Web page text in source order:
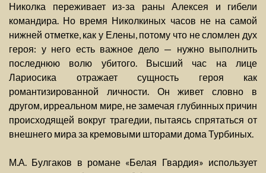
Николка переживает из-за раны Алексея и гибели
командира. Но время Николкиных часов не на самой
нижней отметке, как у Елены, потому что не сломлен дух
героя: у него есть важное дело — нужно выполнить
последнюю волю убитого. Высший час на лице
Лариосика отражает сущность героя как
романтизированной личности. Он живет словно в
другом, ирреальном мире, не замечая глубинных причин
происходящей вокруг трагедии, пытаясь спрятаться от
внешнего мира за кремовыми шторами дома Турбиных.
М.А. Булгаков в романе «Белая Гвардия» использует